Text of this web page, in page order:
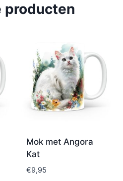
producten
Mok met Angora
Kat
€9,95